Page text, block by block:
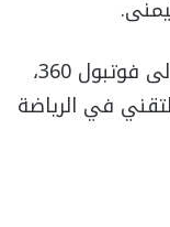
اليوم، يقوم كوكالون بتوجيه تجاربه إلى فوتبول 360،
في الرياضة